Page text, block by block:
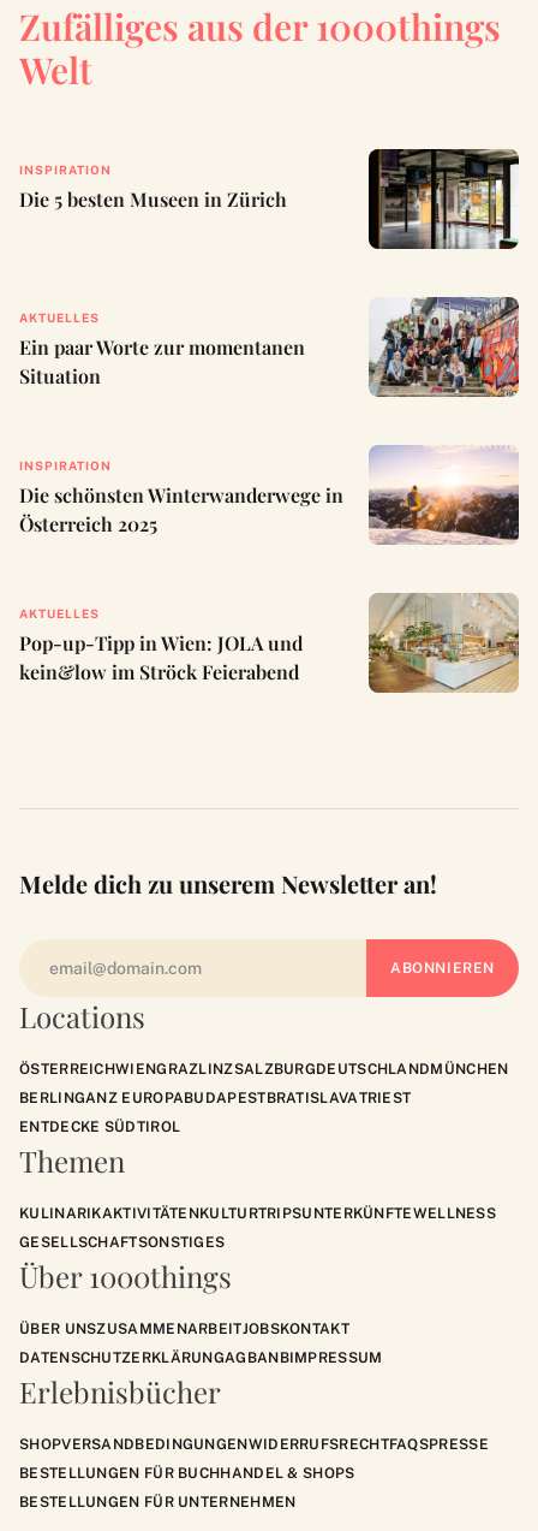
Zufälliges aus der 1000things
Welt
INSPIRATION
Die 5 besten Museen in Zürich
AKTUELLES
Ein paar Worte zur momentanen
Situation
INSPIRATION
Die schönsten Winterwanderwege in
Österreich 2025
AKTUELLES
Pop-up-Tipp in Wien: JOLA und
kein&low im Ströck Feierabend
Locations
ÖSTERREICHWIENGRAZLINZSALZBURGDEUTSCHLANDMÜNCHEN
BERLINGANZ EUROPABUDAPESTBRATISLAVATRIEST
ENTDECKE SÜDTIROL
Themen
KULINARIKAKTIVITÄTENKULTURTRIPSUNTERKÜNFTEWELLNESS
GESELLSCHAFTSONSTIGES
Über 1000things
ÜBER UNSZUSAMMENARBEITJOBSKONTAKT
DATENSCHUTZERKLÄRUNGAGBANBIMPRESSUM
Erlebnisbücher
SHOPVERSANDBEDINGUNGENWIDERRUFSRECHTFAQSPRESSE
BESTELLUNGEN FÜR BUCHHANDEL & SHOPS
BESTELLUNGEN FÜR UNTERNEHMEN
Melde dich zu unserem Newsletter an!